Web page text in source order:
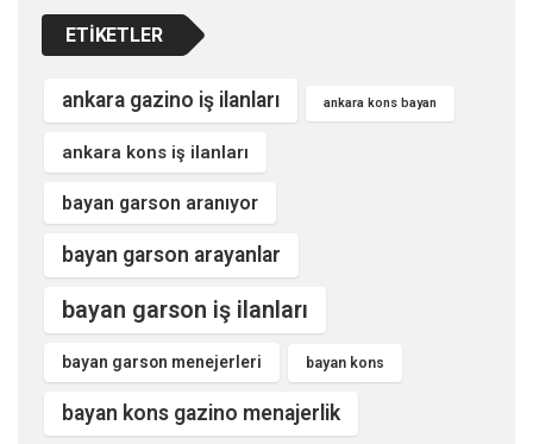
ETIKETLER
ankara gazino iş ilanları ankara kons bayan
ankara kons iş ilanları
bayan garson aranıyor
bayan garson arayanlar
bayan garson iş ilanları
bayan garson menejerleri bayan kons
bayan kons gazino menajerlik